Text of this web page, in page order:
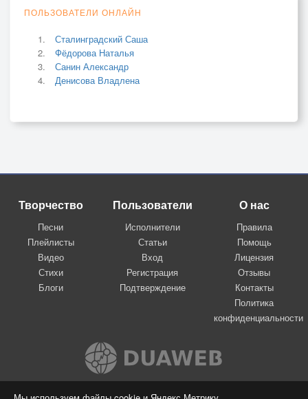
ПОЛЬЗОВАТЕЛИ ОНЛАЙН
Сталинградский Саша
Фёдорова Наталья
Санин Александр
Денисова Владлена
Творчество
Песни
Плейлисты
Видео
Стихи
Блоги
Пользователи
Исполнители
Статьи
Вход
Регистрация
Подтверждение
О нас
Правила
Помощь
Лицензия
Отзывы
Контакты
Политика
конфиденциальности
Вконтакте